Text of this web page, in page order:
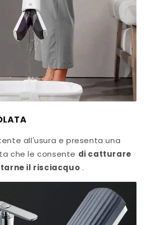
all'usura e presenta una
che le consente di catturare
il risciacquo .